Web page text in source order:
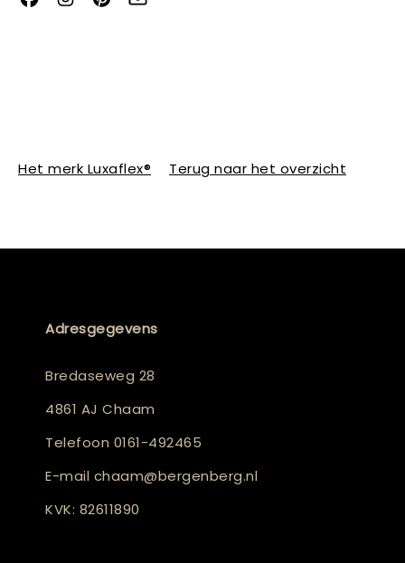
Het merk Luxaflex® Terug naar het overzicht
Adresgegevens
Bredaseweg 28
4861 AJ Chaam
Telefoon 0161-492465
E-mail chaam@bergenberg.nl
KVK: 82611890